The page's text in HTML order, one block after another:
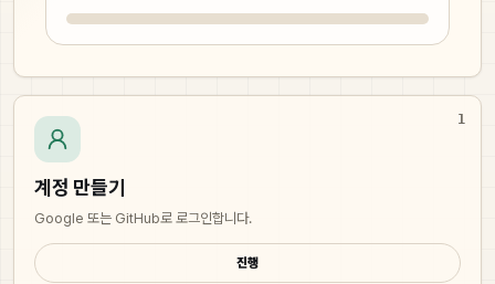
1
계정 만들기
Google 또는 GitHub로 로그인합니다.
진행